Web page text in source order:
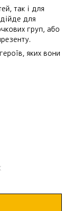
так і для
для
груп, або
яких вони